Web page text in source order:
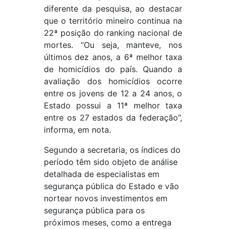
diferente da pesquisa, ao destacar
que o território mineiro continua na
22ª posição do ranking nacional de
mortes. “Ou seja, manteve, nos
últimos dez anos, a 6ª melhor taxa
de homicídios do país. Quando a
avaliação dos homicídios ocorre
entre os jovens de 12 a 24 anos, o
Estado possui a 11ª melhor taxa
entre os 27 estados da federação”,
informa, em nota.
Segundo a secretaria, os índices do
período têm sido objeto de análise
detalhada de especialistas em
segurança pública do Estado e vão
nortear novos investimentos em
segurança pública para os
próximos meses, como a entrega